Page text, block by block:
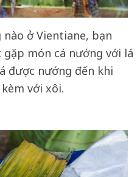
ở Vientiane, bạn
món cá nướng với lá
được nướng đến khi
với xôi.